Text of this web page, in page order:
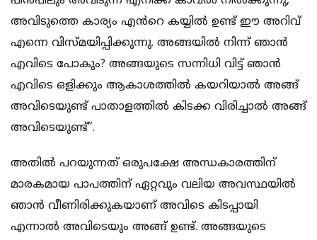
അവിടുത്തെ കാര്യം എൻറെ കയ്യിൽ ഉണ്ട് ഈ അറിവ്
എന്നെ വിസ്മയിപ്പിക്കുന്നു. അങ്ങയിൽ നിന്ന് ഞാൻ
എവിടെ പോകും? അങ്ങയുടെ സന്നിധി വിട്ട് ഞാൻ
എവിടെ ഒളിക്കും ആകാശത്തിൽ കയറിയാൽ അങ്ങ്
അവിടെയുണ്ട് പാതാളത്തിൽ കിടക്ക വിരിച്ചാൽ അങ്ങ്
അവിടെയുണ്ട്”.
അതിൽ പറയുന്നത് ഒരുപക്ഷേ അന്ധകാരത്തിന്
മാരകമായ പാപത്തിന് ഏറ്റവും വലിയ അവസ്ഥയിൽ
ഞാൻ വീണിരിക്കുകയാണ് അവിടെ കിടപ്പായി
എന്നാൽ അവിടെയും അങ്ങ് ഉണ്ട്. അങ്ങയുടെ